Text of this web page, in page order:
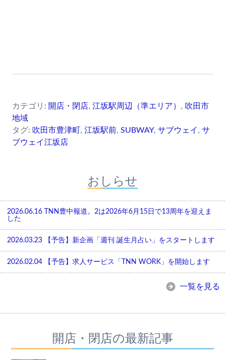
カテゴリ: 開店・閉店, 江坂駅周辺（準エリア） , 吹田市
地域
タグ: 吹田市豊津町 , 江坂駅前, SUBWAY, サブウェイ , サ
ブウェイ江坂店
おしらせ
2026.06.16
TNN豊中報道。2は2026年6月15日で13周年を迎えま
した
2026.03.23 【予告】新企画「週刊 誕生月占い」をスタートします
2026.02.04 【予告】求人サービス「TNN WORK」を開始します
一覧を見る
開店・閉店の最新記事